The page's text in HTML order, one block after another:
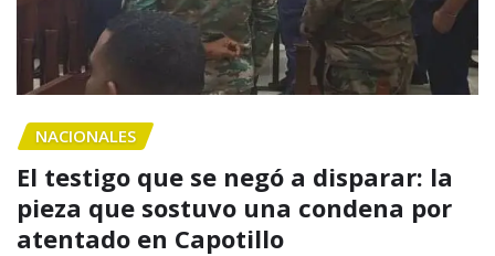
NACIONALES
El testigo que se negó a disparar: la
pieza que sostuvo una condena por
atentado en Capotillo